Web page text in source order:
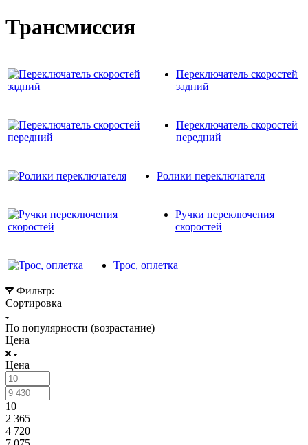
Трансмиссия
Переключатель скоростей
задний
Переключатель скоростей
передний
Ролики переключателя
Ручки переключения
скоростей
Трос, оплетка
Фильтр:
Сортировка
По популярности (возрастание)
Цена
Цена
10
2 365
4 720